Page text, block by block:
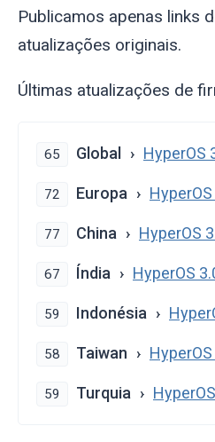
Publicamos apenas links
atualizações originais.
Últimas atualizações de
65 Global HyperOS
72 Europa
77 China HyperOS
67 Índia HyperOS
59 Indonésia
58 Taiwan
59 Turquia